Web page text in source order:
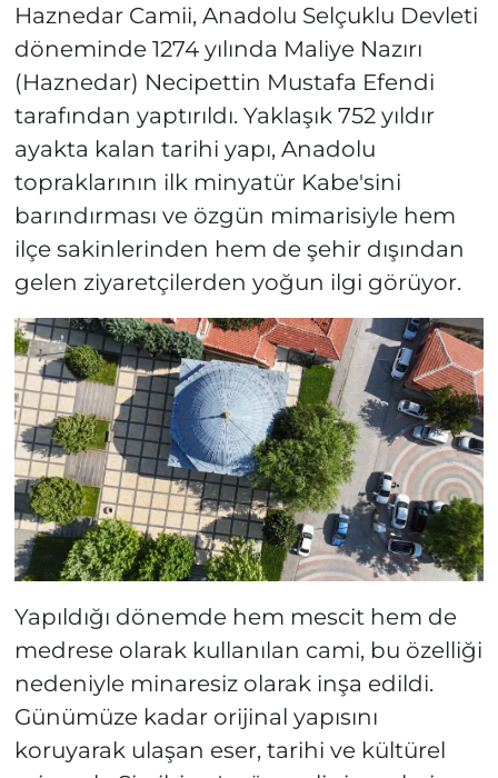
Haznedar Camii, Anadolu Selçuklu Devleti
döneminde 1274 yılında Maliye Nazırı
(Haznedar) Necipettin Mustafa Efendi
tarafından yaptırıldı. Yaklaşık 752 yıldır
ayakta kalan tarihi yapı, Anadolu
topraklarının ilk minyatür Kabe'sini
barındırması ve özgün mimarisiyle hem
ilçe sakinlerinden hem de şehir dışından
gelen ziyaretçilerden yoğun ilgi görüyor.
Yapıldığı dönemde hem mescit hem de
medrese olarak kullanılan cami, bu özelliği
nedeniyle minaresiz olarak inşa edildi.
Günümüze kadar orijinal yapısını
koruyarak ulaşan eser, tarihi ve kültürel